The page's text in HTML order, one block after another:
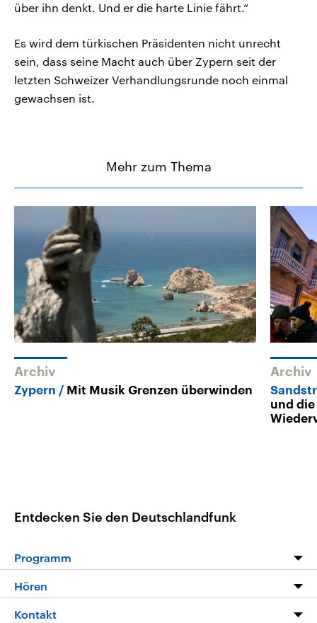
über ihn denkt. Und er die harte Linie fährt.“
Es wird dem türkischen Präsidenten nicht unrecht
sein, dass seine Macht auch über Zypern seit der
letzten Schweizer Verhandlungsrunde noch einmal
gewachsen ist.
Mehr zum Thema
Archiv
Zypern Mit Musik Grenzen überwinden
Archiv
und
Entdecken Sie den Deutschlandfunk
Programm
Programm
Hören
Livestream
Kontakt